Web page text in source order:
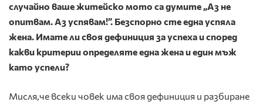
случайно ваше житейско мото са думите „Аз не
опитвам. Аз успявам!”. Безспорно сте една успяла
жена. Имате ли своя дефиниция за успеха и според
какви критерии определяте една жена и един мъж
като успели?
Мисля,че всеки човек има своя дефиниция и разбиране